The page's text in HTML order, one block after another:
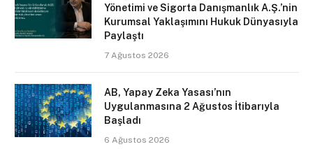
Yönetimi ve Sigorta Danışmanlık A.Ş.’nin
Kurumsal Yaklaşımını Hukuk Dünyasıyla
Paylaştı
7 Ağustos 2026
AB, Yapay Zeka Yasası’nın
Uygulanmasına 2 Ağustos İtibarıyla
Başladı
6 Ağustos 2026